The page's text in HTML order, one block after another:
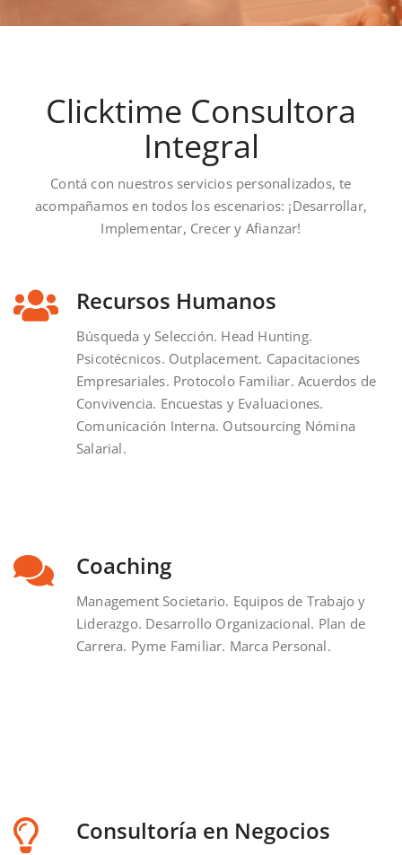
Clicktime Consultora
Integral
Contá con nuestros servicios personalizados, te
acompañamos en todos los escenarios: ¡Desarrollar,
Implementar, Crecer y Afianzar!
Recursos Humanos
Búsqueda y Selección. Head Hunting.
Psicotécnicos. Outplacement. Capacitaciones
Empresariales. Protocolo Familiar. Acuerdos de
Convivencia. Encuestas y Evaluaciones.
Comunicación Interna. Outsourcing Nómina
Salarial.
Coaching
Management Societario. Equipos de Trabajo y
Liderazgo. Desarrollo Organizacional. Plan de
Carrera. Pyme Familiar. Marca Personal.
Consultoría en Negocios